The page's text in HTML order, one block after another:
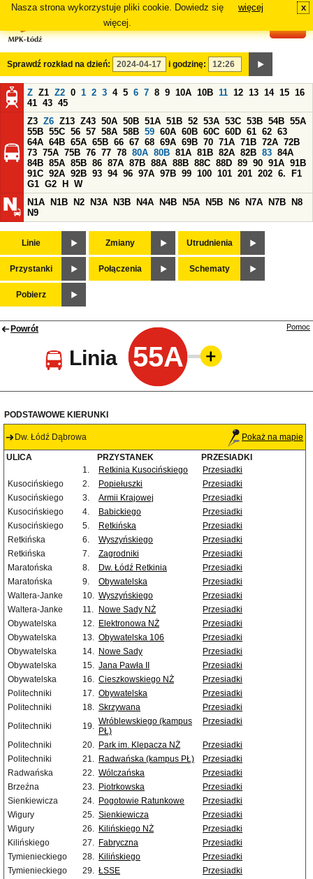
Nasza strona wykorzystuje pliki cookie. Dowiedz się
więcej.
więcej x
Sprawdź rozkład na dzień: i godzinę:
Z Z1 Z2 0 1 2 3 4 5 6 7 8 9 10A 10B 11 12 13 14 15 16
41 43 45
Z3 Z6 Z13 Z43 50A 50B 51A 51B 52 53A 53C 53B 54B 55A
55B 55C 56 57 58A 58B 59 60A 60B 60C 60D 61 62 63
64A 64B 65A 65B 66 67 68 69A 69B 70 71A 71B 72A 72B
73 75A 75B 76 77 78 80A 80B 81A 81B 82A 82B 83 84A
84B 85A 85B 86 87A 87B 88A 88B 88C 88D 89 90 91A 91B
91C 92A 92B 93 94 96 97A 97B 99 100 101 201 202 6.
F1
G1 G2 H
W
N1A
N1B N2 N3A N3B N4A N4B N5A N5B N6 N7A N7B
N8
N9
Linie Zmiany Utrudnienia
Przystanki Połączenia Schematy
Pobierz
Powrót
Linia 55A
Pomoc
PODSTAWOWE KIERUNKI
Dw. Łódź Dąbrowa Pokaż na mapie
ULICA PRZYSTANEK
PRZESIADKI
1.
Retkinia Kusocińskiego
Przesiadki
Kusocińskiego
2. Popiełuszki
Przesiadki
Kusocińskiego
3. Armii Krajowej
Przesiadki
Kusocińskiego
4. Babickiego
Przesiadki
Kusocińskiego
5. Retkińska
Przesiadki
Retkińska
6. Wyszyńskiego
Przesiadki
Retkińska
7. Zagrodniki
Przesiadki
Maratońska
8. Dw. Łódź Retkinia
Przesiadki
Maratońska
9. Obywatelska
Przesiadki
Waltera-Janke
10. Wyszyńskiego
Przesiadki
Waltera-Janke
11. Nowe Sady NŻ
Przesiadki
Obywatelska
12. Elektronowa NŻ
Przesiadki
Obywatelska
13. Obywatelska 106
Przesiadki
Obywatelska
14. Nowe Sady
Przesiadki
Obywatelska
15. Jana Pawła II
Przesiadki
Obywatelska
16. Cieszkowskiego NŻ
Przesiadki
Politechniki
17. Obywatelska
Przesiadki
Politechniki
18. Skrzywana
Przesiadki
Politechniki
19. Wróblewskiego (kampus
PŁ)
Przesiadki
Politechniki 20. Park im. Klepacza NŻ
Przesiadki
Politechniki
21. Radwańska (kampus PŁ)
Przesiadki
Radwańska
22. Wólczańska
Przesiadki
Brzeźna
23. Piotrkowska
Przesiadki
Sienkiewicza
24. Pogotowie Ratunkowe
Przesiadki
Wigury
25. Sienkiewicza
Przesiadki
Wigury
26. Kilińskiego NŻ
Przesiadki
Kilińskiego
27. Fabryczna
Przesiadki
Tymienieckiego
28. Kilińskiego
Przesiadki
Tymienieckiego
29. ŁSSE
Przesiadki